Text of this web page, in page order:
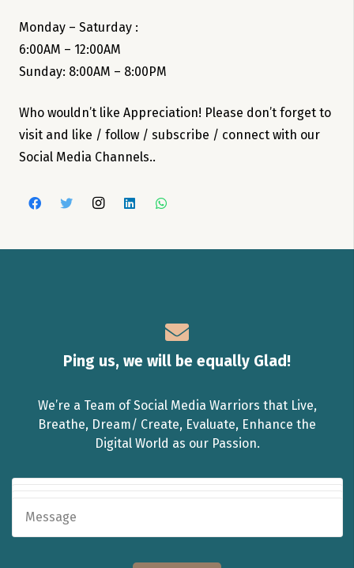
Monday – Saturday :
6:00AM – 12:00AM
Sunday: 8:00AM – 8:00PM
Who wouldn’t like Appreciation! Please don’t forget to
visit and like / follow / subscribe / connect with our
Social Media Channels..
Ping us, we will be equally Glad!
We’re a Team of Social Media Warriors that Live,
Breathe, Dream/ Create, Evaluate, Enhance the
Digital World as our Passion.